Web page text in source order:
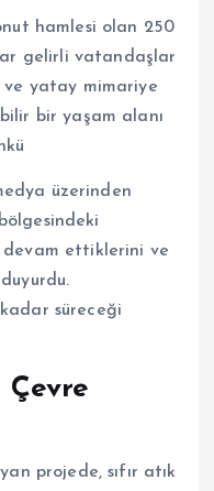
hamlesi olan 250
gelirli vatandaşlar
ve yatay mimariye
bir yaşam alanı
üzerinden
ettiklerini ve
süreceği
Çevre
projede, sıfır atık